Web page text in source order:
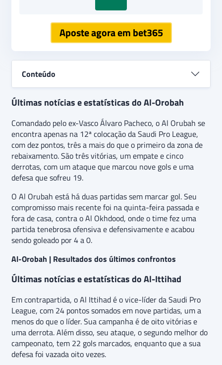
Aposte agora em bet365
Conteúdo
Últimas notícias e estatísticas do Al-Orobah
Comandado pelo ex-Vasco Álvaro Pacheco, o Al Orubah se
encontra apenas na 12ª colocação da Saudi Pro League,
com dez pontos, três a mais do que o primeiro da zona de
rebaixamento. São três vitórias, um empate e cinco
derrotas, com um ataque que marcou nove gols e uma
defesa que sofreu 19.
O Al Orubah está há duas partidas sem marcar gol. Seu
compromisso mais recente foi na quinta-feira passada e
fora de casa, contra o Al Okhdood, onde o time fez uma
partida tenebrosa ofensiva e defensivamente e acabou
sendo goleado por 4 a 0.
Al-Orobah | Resultados dos últimos confrontos
Últimas notícias e estatísticas do Al-Ittihad
Em contrapartida, o Al Ittihad é o vice-líder da Saudi Pro
League, com 24 pontos somados em nove partidas, um a
menos do que o líder. Sua campanha é de oito vitórias e
uma derrota. Além disso, seu ataque, o segundo melhor do
campeonato, tem 22 gols marcados, enquanto que a sua
defesa foi vazada oito vezes.